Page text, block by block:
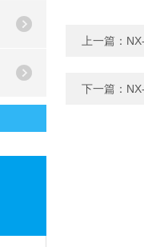
上一篇：
下一篇：